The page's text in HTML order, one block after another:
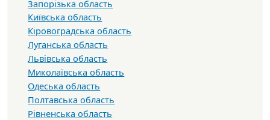
Запорізька область
Київська область
Кіровоградська область
Луганська область
Львівська область
Миколаївська область
Одеська область
Полтавська область
Рівненська область